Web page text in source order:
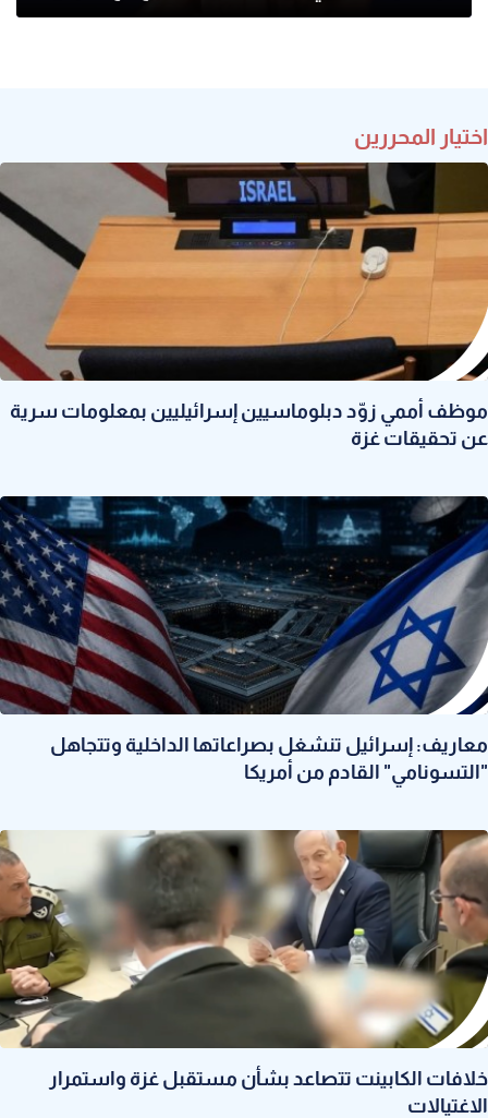
اختيار المحررين
موظف أممي زوّد دبلوماسيين إسرائيليين بمعلومات سرية
عن تحقيقات غزة
معاريف: إسرائيل تنشغل بصراعاتها الداخلية وتتجاهل
"التسونامي" القادم من أمريكا
خلافات الكابينت تتصاعد بشأن مستقبل غزة واستمرار
الاغتيالات